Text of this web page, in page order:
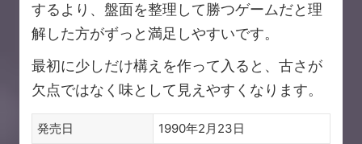
するより、盤面を整理して勝つゲームだと理
解した方がずっと満足しやすいです。
最初に少しだけ構えを作って入ると、古さが
欠点ではなく味として見えやすくなります。
発売日
1990年2月23日